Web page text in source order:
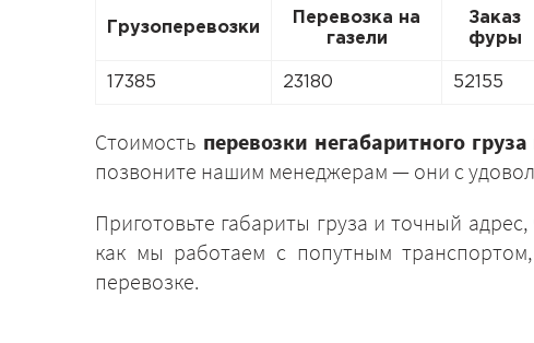
Грузоперевозки
Перевозка на
газели
Заказ
фуры
17385 23180 52155
Стоимость перевозки негабаритного
позвоните нашим менеджерам — они с
Приготовьте габариты груза и точный
как мы работаем с попутным
перевозке.